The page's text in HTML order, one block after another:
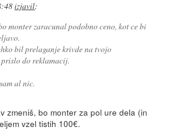
izjavil:
monter zaracunal podobno ceno, kot ce bi
bil prelaganje krivde na tvojo
do reklamacij.
al nic.
zmeniš, bo monter za pol ure dela (in
vzel tistih 100€.